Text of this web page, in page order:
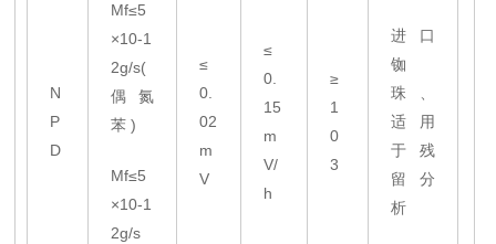
N
P
D
Mf≤5
×10-1
2g/s(
偶氮
苯 )
Mf≤5
×10-1
2g/s
≤
0.
02
m
V
≤
0.
15
m
V/
h
≥
1
0
3
进口
铷
珠、
适用
于残
留分
析